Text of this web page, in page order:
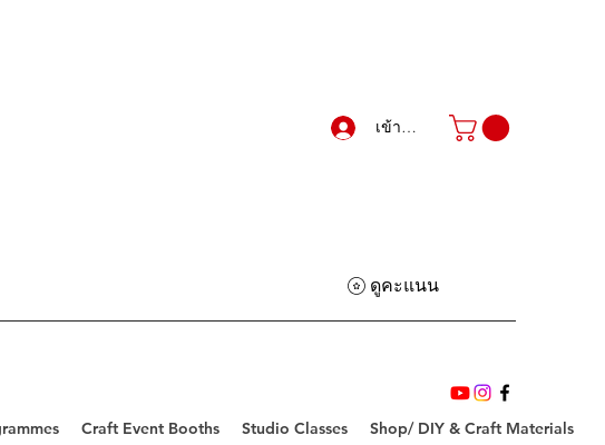
เข้าสู่ระบบ
ดูคะแนน
Craft Event Booths Studio Classes Shop/ DIY & Craft Materials